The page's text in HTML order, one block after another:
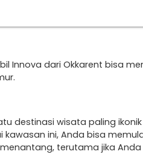
Innova dari Okkarent bisa
destinasi wisata paling
ini, Anda bisa
terutama jika